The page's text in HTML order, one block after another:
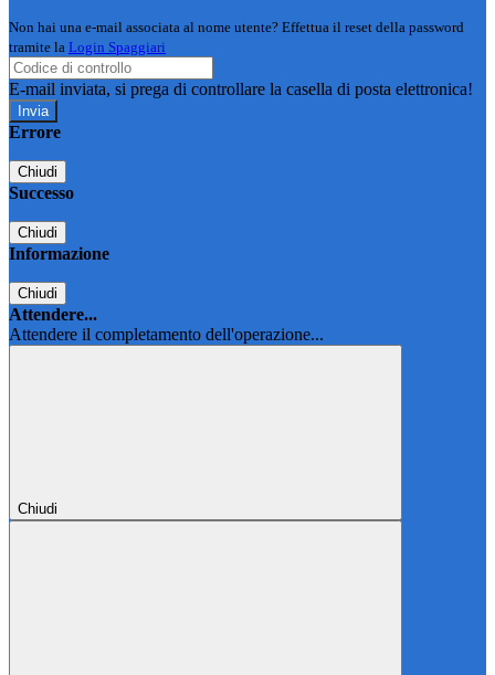
Non hai una e-mail associata al nome utente? Effettua il reset della password
tramite la Login Spaggiari
E-mail inviata, si prega di controllare la casella di posta elettronica!
Errore
Chiudi
Successo
Chiudi
Informazione
Chiudi
Attendere...
Attendere il completamento dell'operazione...
Chiudi